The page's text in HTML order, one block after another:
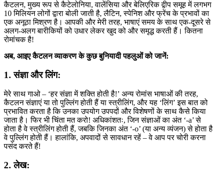
कैटलन, मुख्य रूप से कैटेलोनिया, वालेंसिया और बेलिएरिक द्वीप समूह में लगभग
10 मिलियन लोगों द्वारा बोली जाती है, लैटिन, स्पेनिश और फ्रेंच के प्रभावों का
एक अनूठा मिश्रण है। आपकी और मेरी तरह, भाषाएं समय के साथ एक-दूसरे से
अलग-अलग बारीकियों को उधार लेकर खुद को और समृद्ध करती हैं। कितना
रोमांचक है!
अब, आइए कैटलन व्याकरण के कुछ बुनियादी पहलुओं को जानें:
1. संज्ञा और लिंग:
मेरे साथ गाओ – ‘हर संज्ञा में शक्ति होती है!’ अन्य रोमांस भाषाओं की तरह,
कैटलन संज्ञाएं या तो पुल्लिंग होती हैं या स्त्रीलिंग, और यह ‘लिंग’ इस बात को
प्रभावित करता है कि उनका उपयोग उपपदों और विशेषणों के साथ कैसे किया
जाता है। फिर भी चिंता मत करो! अधिकांशतः, जिन संज्ञाओं का अंत ‘-a’ से
होता है वे स्त्रीलिंग होती हैं, जबकि जिनका अंत ‘-o’ (या अन्य व्यंजन) से होता है
वे पुल्लिंग होती हैं। हालांकि, अपवादों से सावधान रहें – वे आप पर चोरी करना
पसंद करते हैं!
2. लेख: